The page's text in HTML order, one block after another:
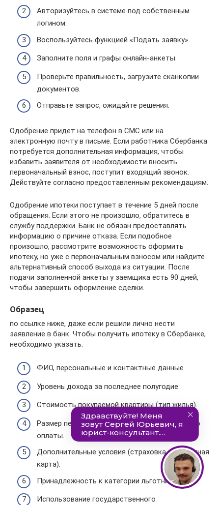
Авторизуйтесь в системе под собственным
логином.
Воспользуйтесь функцией «Подать заявку».
Заполните поля и графы онлайн-анкеты.
Проверьте правильность, загрузите сканкопии
документов.
Отправьте запрос, ожидайте решения.
Одобрение придет на телефон в СМС или на
электронную почту в письме. Если работника Сбербанка
потребуется дополнительная информация, чтобы
избавить заявителя от необходимости вносить
первоначальный взнос, поступит входящий звонок.
Действуйте согласно предоставленным рекомендациям.
Одобрение ипотеки поступает в течение 5 дней после
обращения. Если этого не произошло, обратитесь в
службу поддержки. Банк не обязан предоставлять
информацию о причине отказа. Если подобное
произошло, рассмотрите возможность оформить
ипотеку, но уже с первоначальным взносом или найдите
альтернативный способ выхода из ситуации. После
подачи заполненной анкеты у заемщика есть 90 дней,
чтобы завершить оформление сделки.
Образец
по ссылке ниже, даже если решили лично нести
заявление в банк. Чтобы получить ипотеку в Сбербанке,
необходимо указать:
ФИО, персональные и контактные данные.
Уровень дохода за последнее полугодие.
Стоимость покупаемой квартиры (тип жилья).
Размер первоначального платежа и способ его
оплаты.
Дополнительные условия (страховка, зарплатная
карта).
Принадлежность к категории льготников.
Использование государственного